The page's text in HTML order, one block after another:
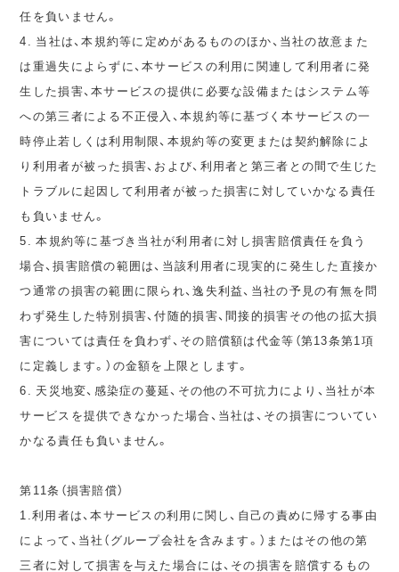
任を負いません。
4. 当社は、本規約等に定めがあるもののほか、当社の故意また
は重過失によらずに、本サービスの利用に関連して利用者に発
生した損害、本サービスの提供に必要な設備またはシステム等
への第三者による不正侵入、本規約等に基づく本サービスの一
時停止若しくは利用制限、本規約等の変更または契約解除によ
り利用者が被った損害、および、利用者と第三者との間で生じた
トラブルに起因して利用者が被った損害に対していかなる責任
も負いません。
5. 本規約等に基づき当社が利用者に対し損害賠償責任を負う
場合、損害賠償の範囲は、当該利用者に現実的に発生した直接か
つ通常の損害の範囲に限られ、逸失利益、当社の予見の有無を問
わず発生した特別損害、付随的損害、間接的損害その他の拡大損
害については責任を負わず、その賠償額は代金等（第13条第1項
に定義します。）の金額を上限とします。
6. 天災地変、感染症の蔓延、その他の不可抗力により、当社が本
サービスを提供できなかった場合、当社は、その損害についてい
かなる責任も負いません。
第11条（損害賠償）
1.利用者は、本サービスの利用に関し、自己の責めに帰する事由
によって、当社（グループ会社を含みます。）またはその他の第
三者に対して損害を与えた場合には、その損害を賠償するもの